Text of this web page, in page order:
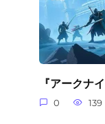
『アークナ
0 139